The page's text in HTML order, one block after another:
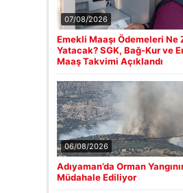
07/08/2026
Emekli Maaşı Ödemeleri Ne
Yatacak? SGK, Bağ-Kur ve
Maaş Takvimi Açıklandı
06/08/2026
Adıyaman’da Orman
Müdahale Ediliyor